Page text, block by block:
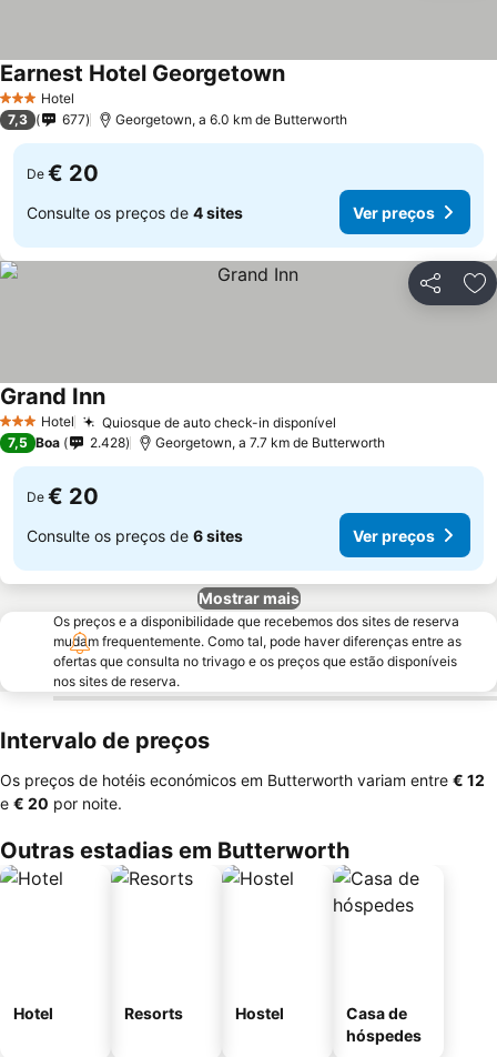
3 EstrelasHotel
Earnest Hotel Georgetown
7,3 677 Georgetown, a 6.0 km de Butterworth
De € 20
Consulte os preços de 4 sites Ver preços
Partilhar
3 EstrelasHotel Quiosque de auto check-in disponível
Grand Inn
7,5 Boa 2.428 Georgetown, a 7.7 km de Butterworth
De € 20
Consulte os preços de 6 sites Ver preços
Mostrar mais
Os preços e a disponibilidade que recebemos dos sites de reserva
mudam frequentemente. Como tal, pode haver diferenças entre as
ofertas que consulta no trivago e os preços que estão disponíveis
nos sites de reserva.
Intervalo de preços
Os preços de hotéis económicos em Butterworth variam entre ‎€ 12
e ‎€ 20 por noite.
Outras estadias em Butterworth
Hotel Resorts Hostel
Casa de
hóspedes